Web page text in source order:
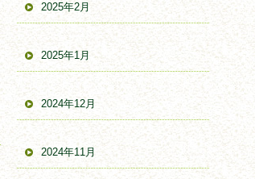
2025年2月
2025年1月
2024年12月
2024年11月